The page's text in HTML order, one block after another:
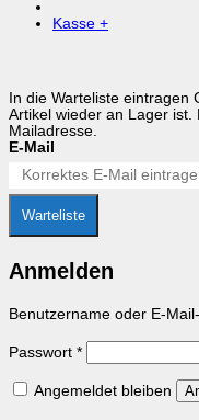
Kasse +
In die Warteliste eintragen
Artikel wieder an Lager ist.
Mailadresse.
E-Mail
Warteliste
Anmelden
Benutzername oder E-
Passwort *Erforderlich
Angemeldet bleiben